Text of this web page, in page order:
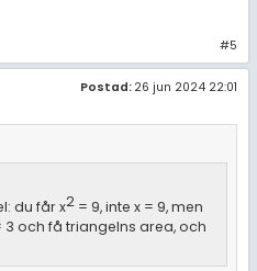
#5
Postad: 26 jun 2024 22:01
du får x2= 9, inte x = 9, men
3 och få triangelns area, och